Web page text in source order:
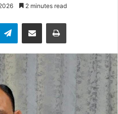
2 minutes read
TelegramShare via Email Print